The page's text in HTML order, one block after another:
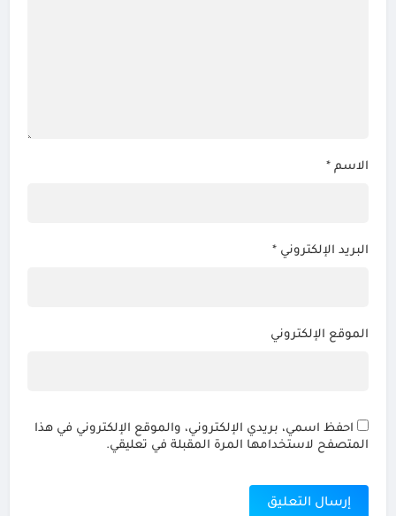
الاسم *
البريد الإلكتروني *
الموقع الإلكتروني
احفظ اسمي، بريدي الإلكتروني، والموقع الإلكتروني في هذا
المتصفح لاستخدامها المرة المقبلة في تعليقي.